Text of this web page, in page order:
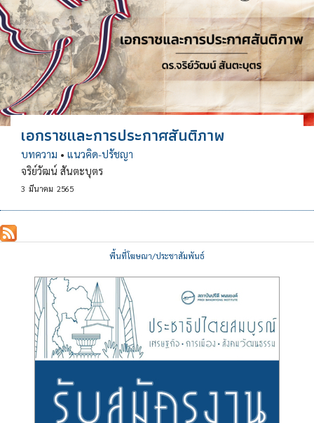
เอกราชและการประกาศสันติภาพ
บทความ • แนวคิด-ปรัชญา
จริย์วัฒน์ สันตะบุตร
3 มีนาคม 2565
พื้นที่โฆษณา/ประชาสัมพันธ์